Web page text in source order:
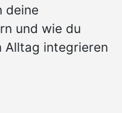
deine
und wie du
Alltag integrieren